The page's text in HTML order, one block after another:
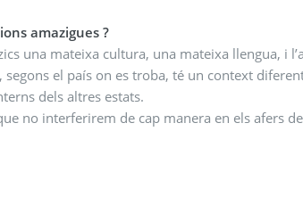
amazigues ?
una mateixa cultura, una mateixa llengua, i
el país on es troba, té un context
dels altres estats.
no interferirem de cap manera en els afers